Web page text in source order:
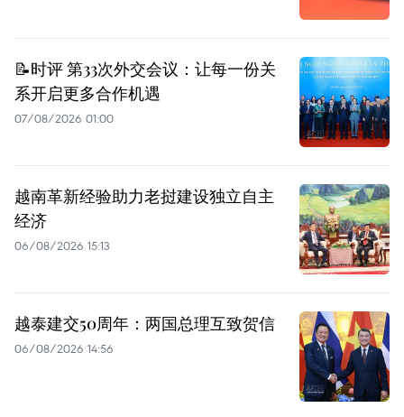
📝时评 第33次外交会议：让每一份关
系开启更多合作机遇
07/08/2026 01:00
越南革新经验助力老挝建设独立自主
经济
06/08/2026 15:13
越泰建交50周年：两国总理互致贺信
06/08/2026 14:56